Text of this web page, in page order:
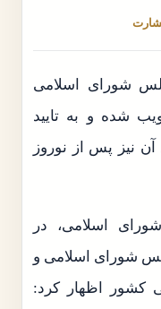
شورای اسلامی
بودجه سال ۱۴۰۳ تصویب شده و به تایید
نیز پس از نوروز
اسلامی، در
مجلس شورای اسلامی و
کشور اظهار کرد: